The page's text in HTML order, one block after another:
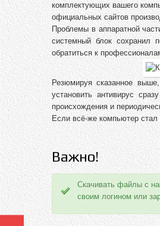
комплектующих вашего
официальных сайтов
Проблемы в аппаратной
системный блок сохранил
обратиться к
Резюмируя сказанное
установить антивирус
происхождения и
Если всё-же компьютер стал
Важно!
Скачивать файлы с
своим логином или